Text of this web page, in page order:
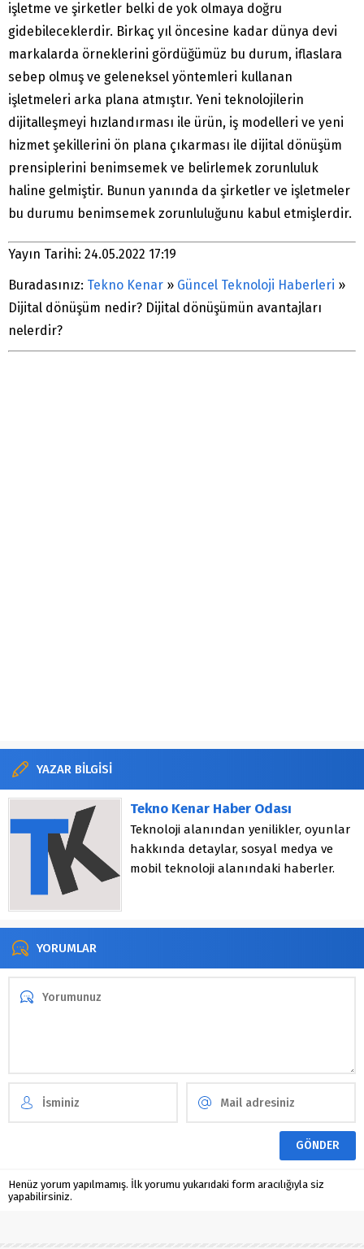
işletme ve şirketler belki de yok olmaya doğru
gidebileceklerdir. Birkaç yıl öncesine kadar dünya devi
markalarda örneklerini gördüğümüz bu durum, iflaslara
sebep olmuş ve geleneksel yöntemleri kullanan
işletmeleri arka plana atmıştır. Yeni teknolojilerin
dijitalleşmeyi hızlandırması ile ürün, iş modelleri ve yeni
hizmet şekillerini ön plana çıkarması ile dijital dönüşüm
prensiplerini benimsemek ve belirlemek zorunluluk
haline gelmiştir. Bunun yanında da şirketler ve işletmeler
bu durumu benimsemek zorunluluğunu kabul etmişlerdir.
Yayın Tarihi: 24.05.2022 17:19
Buradasınız: Tekno Kenar » Güncel Teknoloji Haberleri »
Dijital dönüşüm nedir? Dijital dönüşümün avantajları
nelerdir?
YAZAR BİLGİSİ
Tekno Kenar Haber Odası
Teknoloji alanından yenilikler, oyunlar
hakkında detaylar, sosyal medya ve
mobil teknoloji alanındaki haberler.
YORUMLAR
Henüz yorum yapılmamış. İlk yorumu yukarıdaki form aracılığıyla siz
yapabilirsiniz.